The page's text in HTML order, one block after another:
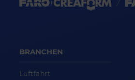
BRANCHEN
Luftfahrt